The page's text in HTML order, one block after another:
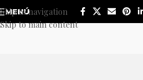
Skip to navigation
Skip to main content
MENÚ